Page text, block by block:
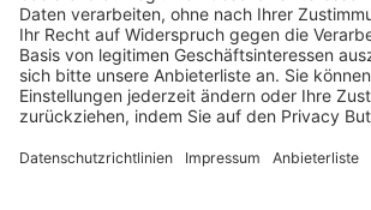
Trainerbörse
Login SpielPlus
FOLGE DEM BFV